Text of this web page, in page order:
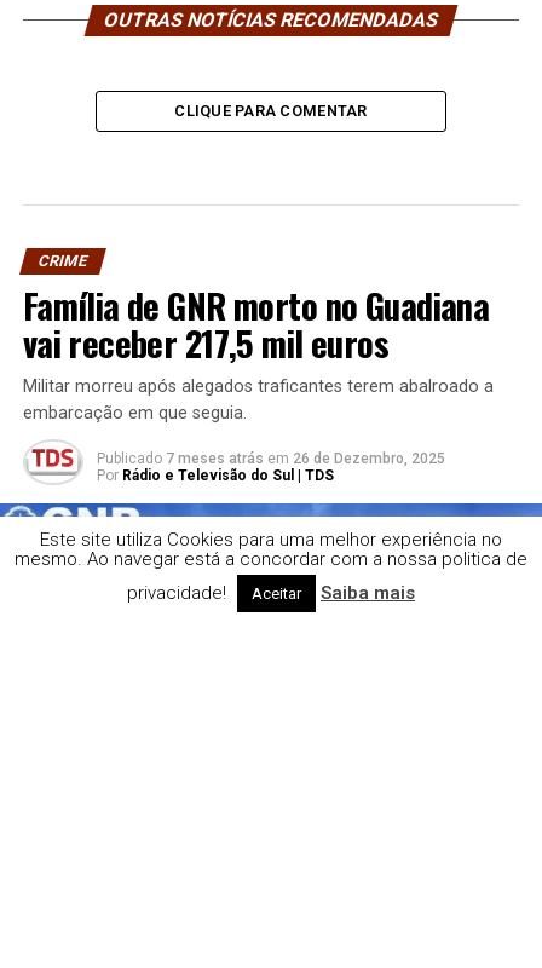
OUTRAS NOTÍCIAS RECOMENDADAS
CLIQUE PARA COMENTAR
CRIME
Família de GNR morto no Guadiana
vai receber 217,5 mil euros
Militar morreu após alegados traficantes terem abalroado a
embarcação em que seguia.
Publicado 7 meses atrás em 26 de Dezembro, 2025
Por Rádio e Televisão do Sul | TDS
Este site utiliza Cookies para uma melhor experiência no
mesmo. Ao navegar está a concordar com a nossa politica de
privacidade!
Aceitar Saiba mais